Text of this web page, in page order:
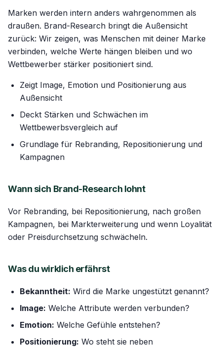
Marken werden intern anders wahrgenommen als
draußen. Brand-Research bringt die Außensicht
zurück: Wir zeigen, was Menschen mit deiner Marke
verbinden, welche Werte hängen bleiben und wo
Wettbewerber stärker positioniert sind.
Zeigt Image, Emotion und Positionierung aus
Außensicht
Deckt Stärken und Schwächen im
Wettbewerbsvergleich auf
Grundlage für Rebranding, Repositionierung und
Kampagnen
Wann sich Brand-Research lohnt
Vor Rebranding, bei Repositionierung, nach großen
Kampagnen, bei Markterweiterung und wenn Loyalität
oder Preisdurchsetzung schwächeln.
Was du wirklich erfährst
Bekanntheit: Wird die Marke ungestützt genannt?
Image: Welche Attribute werden verbunden?
Emotion: Welche Gefühle entstehen?
Positionierung: Wo steht sie neben